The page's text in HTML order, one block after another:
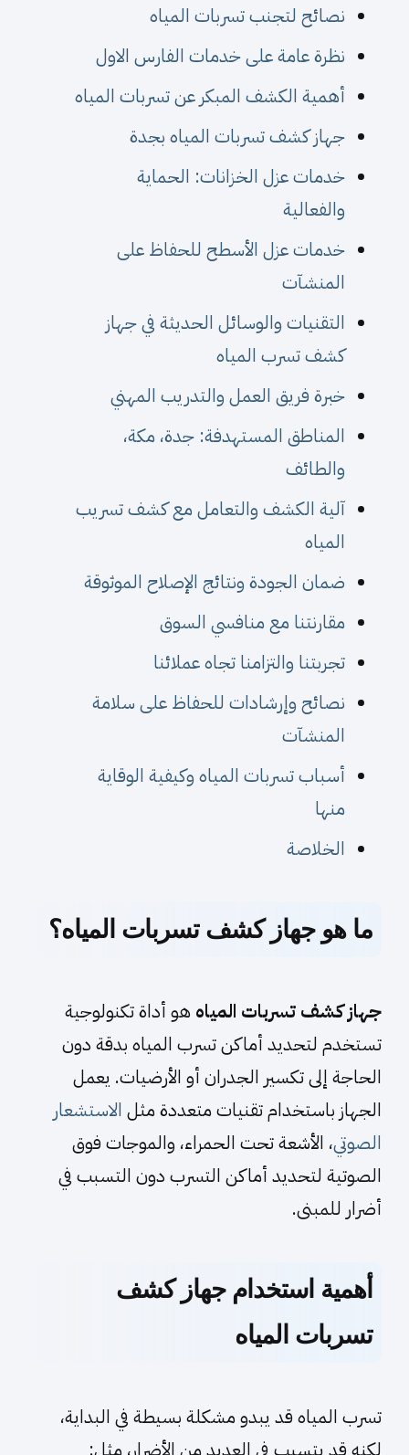
نصائح لتجنب تسربات المياه
نظرة عامة على خدمات الفارس الاول
أهمية الكشف المبكر عن تسربات المياه
جهاز كشف تسربات المياه بجدة
خدمات عزل الخزانات: الحماية
والفعالية
خدمات عزل الأسطح للحفاظ على
المنشآت
التقنيات والوسائل الحديثة في جهاز
كشف تسرب المياه
خبرة فريق العمل والتدريب المهني
المناطق المستهدفة: جدة، مكة،
والطائف
آلية الكشف والتعامل مع كشف تسريب
المياه
ضمان الجودة ونتائج الإصلاح الموثوقة
مقارنتنا مع منافسي السوق
تجربتنا والتزامنا تجاه عملائنا
نصائح وإرشادات للحفاظ على سلامة
المنشآت
أسباب تسربات المياه وكيفية الوقاية
منها
الخلاصة
ما هو جهاز كشف تسربات المياه؟
جهاز كشف تسربات المياه هو أداة تكنولوجية
تستخدم لتحديد أماكن تسرب المياه بدقة دون
الحاجة إلى تكسير الجدران أو الأرضيات. يعمل
الجهاز باستخدام تقنيات متعددة مثل الاستشعار
الصوتي، الأشعة تحت الحمراء، والموجات فوق
الصوتية لتحديد أماكن التسرب دون التسبب في
أضرار للمبنى.
أهمية استخدام جهاز كشف
تسربات المياه
تسرب المياه قد يبدو مشكلة بسيطة في البداية،
لكنه قد يتسبب في العديد من الأضرار، مثل: